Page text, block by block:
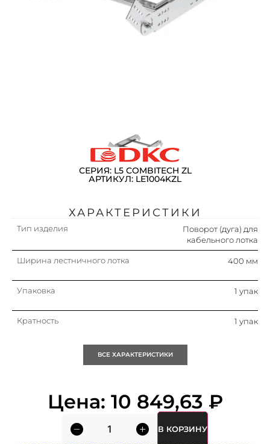
СЕРИЯ: L5 COMBITECH ZL
АРТИКУЛ: LE1004KZL
ХАРАКТЕРИСТИКИ
Тип изделия
Поворот (дуга) для
кабельного лотка
Ширина лестничного лотка 400 мм
Упаковка 1 упак
Кратность 1 упак
Исполнение изгиба Сегментарный изгиб
(огнестойкость)
ВСЕ ХАРАКТЕРИСТИКИ
Цена: 10 849,63 ₽
В КОРЗИНУ